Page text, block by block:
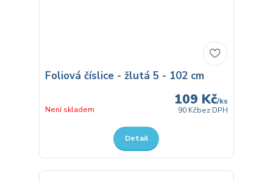
Foliová číslice - žlutá 5 - 102 cm
109 Kč/ks
90 Kčbez DPH
Není skladem
Detail